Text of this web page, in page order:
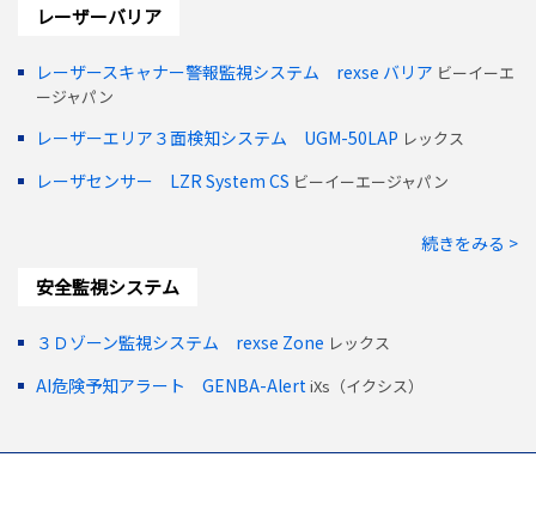
レーザーバリア
レーザースキャナー警報監視システム rexse バリア ビーイーエ
ージャパン
レーザーエリア３面検知システム UGM-50LAP レックス
レーザセンサー LZR System CS ビーイーエージャパン
続きをみる >
安全監視システム
３Ｄゾーン監視システム rexse Zone レックス
AI危険予知アラート GENBA-AlertiXs（イクシス）